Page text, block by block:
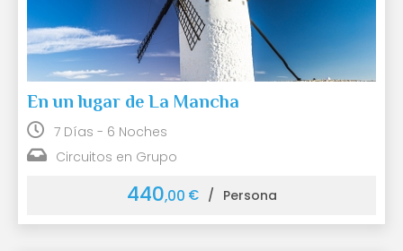
En un lugar de La Mancha
7 Días - 6 Noches
Circuitos en Grupo
440,00 € / Persona